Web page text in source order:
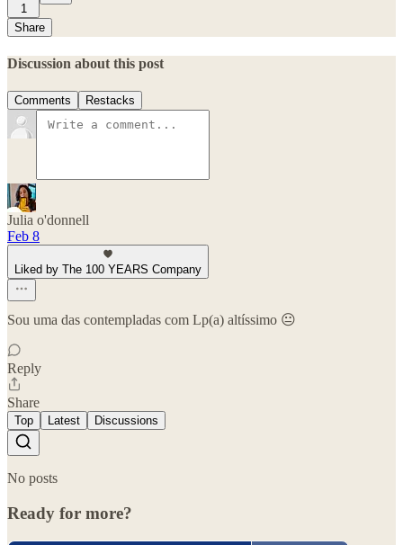
1
Share
Discussion about this post
Comments Restacks
Julia o'donnell
Feb 8
Liked by The 100 YEARS Company
Sou uma das contempladas com Lp(a) altíssimo 😐
Reply
Share
Top Latest Discussions
No posts
Ready for more?